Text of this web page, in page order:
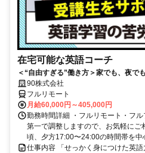
在宅可能な英語コーチ
＜“自由すぎる”働き方＞家でも、夜で
90株式会社
フルリモート
月給60,000円～405,000円
勤務時間詳細 ・フルリモート・フ
第一で調整しますので、お気軽に
頃、夕方17:00〜24:00の時間帯を中
仕事内容 「せっかく身につけた英